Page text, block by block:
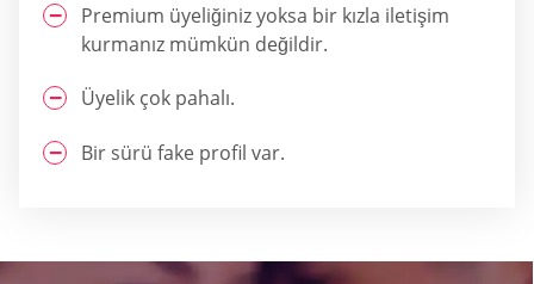
Premium üyeliğiniz yoksa bir kızla iletişim
kurmanız mümkün değildir.
Üyelik çok pahalı.
Bir sürü fake profil var.